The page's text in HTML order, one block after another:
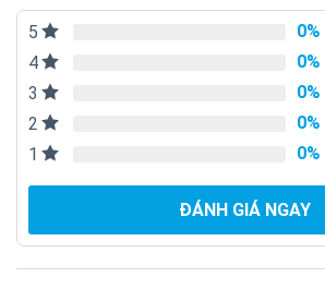
5 0%
4
0%
3
0%
2
0%
1
0%
ĐÁNH GIÁ NGAY